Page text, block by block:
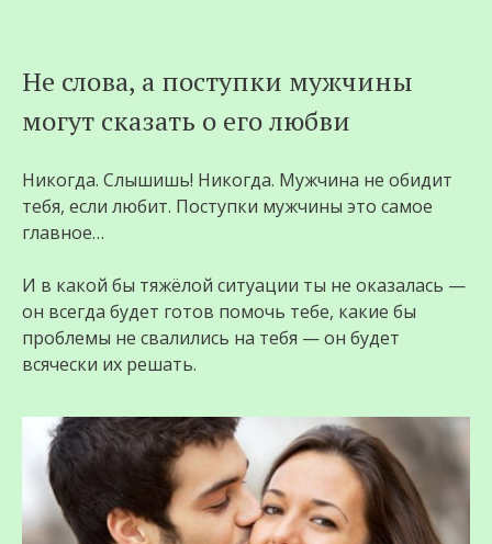
к
содержимому
Не слова, а поступки мужчины
могут сказать о его любви
Никогда. Слышишь! Никогда. Мужчина не обидит
тебя, если любит. Поступки мужчины это самое
главное…
И в какой бы тяжёлой ситуации ты не оказалась —
он всегда будет готов помочь тебе, какие бы
проблемы не свалились на тебя — он будет
всячески их решать.